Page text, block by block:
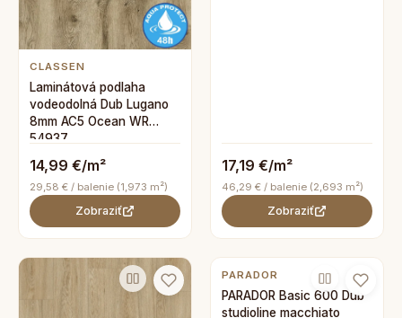
CLASSEN
Laminátová podlaha
vodeodolná Dub Lugano
8mm AC5 Ocean WR
54937
14,99 €/m²
29,58 € / balenie (1,973 m²)
Zobraziť
17,19 €/m²
46,29 € / balenie (2,693 m²)
Zobraziť
PARADOR
PARADOR Basic 600 Dub
studioline macchiato